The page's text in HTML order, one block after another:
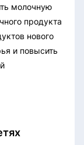
молочную
продукта
нового
и повысить